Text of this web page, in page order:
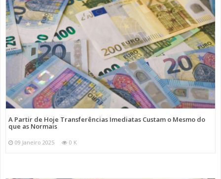
A Partir de Hoje Transferências Imediatas Custam o Mesmo do
que as Normais
09 Janeiro 2025 0 K